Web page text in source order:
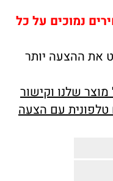
נמוכים על כל
את ההצעה יותר
שלנו וקישור
עם הצעה